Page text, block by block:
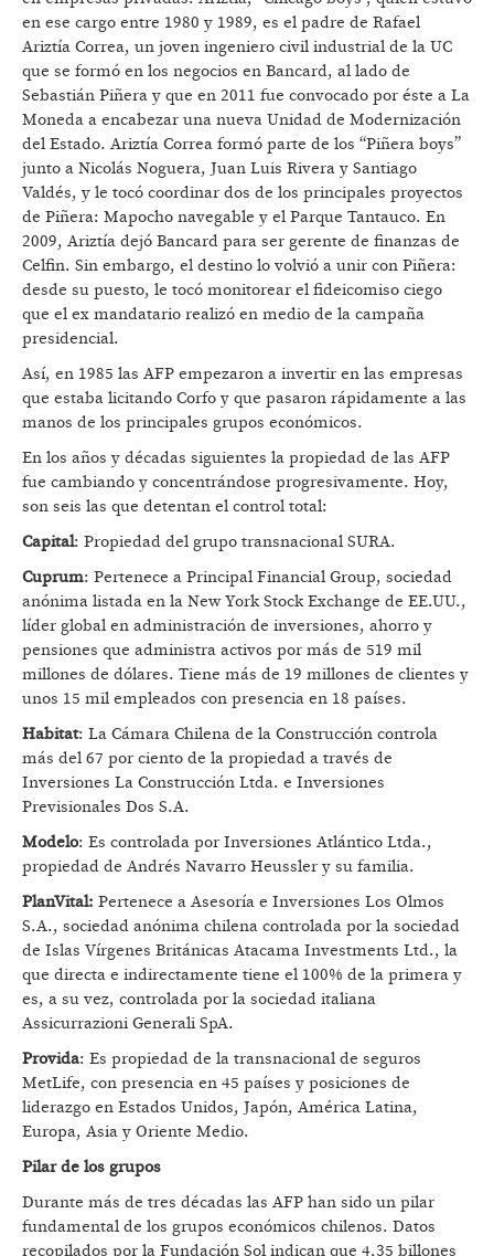
en ese cargo entre 1980 y 1989, es el padre de Rafael
Ariztía Correa, un joven ingeniero civil industrial de la UC
que se formó en los negocios en Bancard, al lado de
Sebastián Piñera y que en 2011 fue convocado por éste a La
Moneda a encabezar una nueva Unidad de Modernización
del Estado. Ariztía Correa formó parte de los “Piñera boys”
junto a Nicolás Noguera, Juan Luis Rivera y Santiago
Valdés, y le tocó coordinar dos de los principales proyectos
de Piñera: Mapocho navegable y el Parque Tantauco. En
2009, Ariztía dejó Bancard para ser gerente de finanzas de
Celfin. Sin embargo, el destino lo volvió a unir con Piñera:
desde su puesto, le tocó monitorear el fideicomiso ciego
que el ex mandatario realizó en medio de la campaña
presidencial.
Así, en 1985 las AFP empezaron a invertir en las empresas
que estaba licitando Corfo y que pasaron rápidamente a las
manos de los principales grupos económicos.
En los años y décadas siguientes la propiedad de las AFP
fue cambiando y concentrándose progresivamente. Hoy,
son seis las que detentan el control total:
Capital: Propiedad del grupo transnacional SURA.
Cuprum: Pertenece a Principal Financial Group, sociedad
anónima listada en la New York Stock Exchange de EE.UU.,
líder global en administración de inversiones, ahorro y
pensiones que administra activos por más de 519 mil
millones de dólares. Tiene más de 19 millones de clientes y
unos 15 mil empleados con presencia en 18 países.
Habitat: La Cámara Chilena de la Construcción controla
más del 67 por ciento de la propiedad a través de
Inversiones La Construcción Ltda. e Inversiones
Previsionales Dos S.A.
Modelo: Es controlada por Inversiones Atlántico Ltda.,
propiedad de Andrés Navarro Heussler y su familia.
PlanVital: Pertenece a Asesoría e Inversiones Los Olmos
S.A., sociedad anónima chilena controlada por la sociedad
de Islas Vírgenes Británicas Atacama Investments Ltd., la
que directa e indirectamente tiene el 100% de la primera y
es, a su vez, controlada por la sociedad italiana
Assicurrazioni Generali SpA.
Provida: Es propiedad de la transnacional de seguros
MetLife, con presencia en 45 países y posiciones de
liderazgo en Estados Unidos, Japón, América Latina,
Europa, Asia y Oriente Medio.
Pilar de los grupos
Durante más de tres décadas las AFP han sido un pilar
fundamental de los grupos económicos chilenos. Datos
recopilados por la Fundación Sol indican que 4,35 billones